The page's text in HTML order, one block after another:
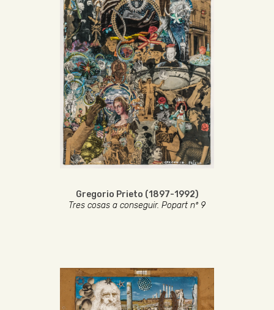
Gregorio Prieto (1897-1992)
Tres cosas a conseguir. Popart nº 9